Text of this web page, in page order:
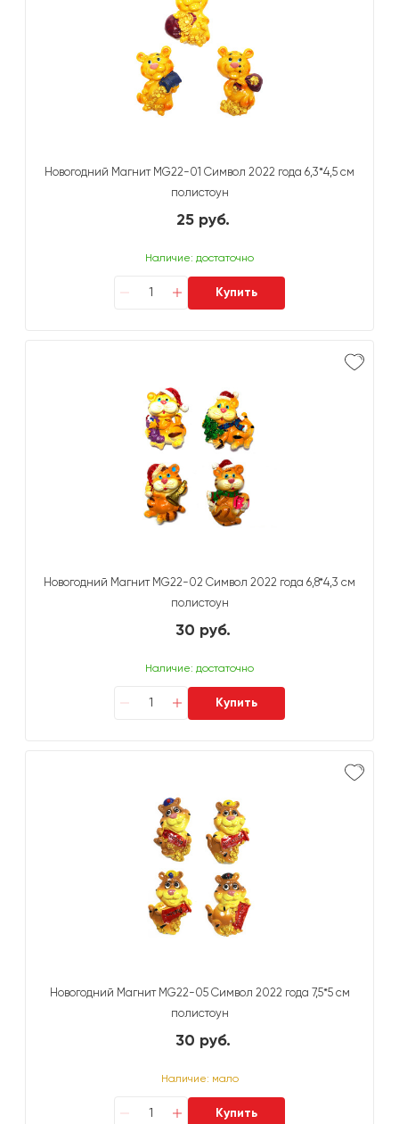
Новогодний Магнит MG22-01 Символ 2022 года 6,3*4,5 см
полистоун
25 руб.
Наличие: достаточно
Купить
Новогодний Магнит MG22-02 Символ 2022 года 6,8*4,3 см
полистоун
30 руб.
Наличие: достаточно
Купить
Новогодний Магнит MG22-05 Символ 2022 года 7,5*5 см
полистоун
30 руб.
Наличие: мало
Купить